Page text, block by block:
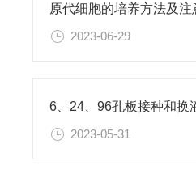
原代细胞的培养方法及注
2023-06-29
6、24、96孔板接种和换
2023-05-31